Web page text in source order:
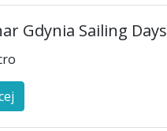
Gdynia Sailing Days